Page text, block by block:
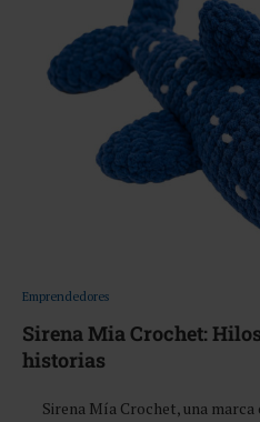
Emprendedores
Sirena Mia Crochet:
historias
Sirena Mía Crochet, una